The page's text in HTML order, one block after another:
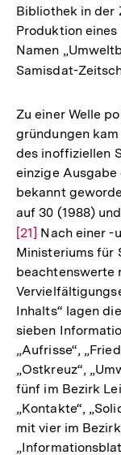
Bibliothek in der
Produktion
Namen
Samisdat-
Zu einer Welle
gründungen
des inoffiziellen
einzige Ausgabe
bekannt
auf 30 (1988)
[21] Nach einer -
Ministeriums für
beachtenswerte
Inhalts“ lagen
sieben
„Aufrisse“,
„Ostkreuz“,
fünf im Bezirk
„Kontakte“,
mit vier im